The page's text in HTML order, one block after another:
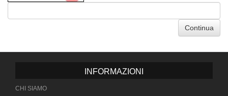
Continua
INFORMAZIONI
CHI SIAMO